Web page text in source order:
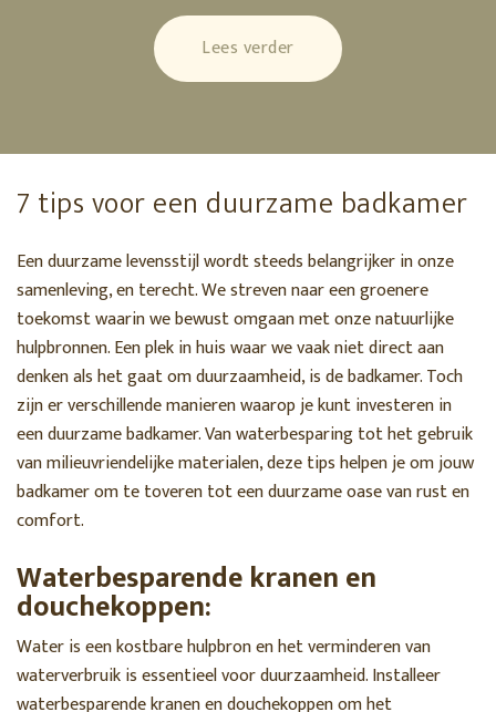
Lees verder
7 tips voor een duurzame badkamer
Een duurzame levensstijl wordt steeds belangrijker in onze
samenleving, en terecht. We streven naar een groenere
toekomst waarin we bewust omgaan met onze natuurlijke
hulpbronnen. Een plek in huis waar we vaak niet direct aan
denken als het gaat om duurzaamheid, is de badkamer. Toch
zijn er verschillende manieren waarop je kunt investeren in
een duurzame badkamer. Van waterbesparing tot het gebruik
van milieuvriendelijke materialen, deze tips helpen je om jouw
badkamer om te toveren tot een duurzame oase van rust en
comfort.
Waterbesparende kranen en
douchekoppen:
Water is een kostbare hulpbron en het verminderen van
waterverbruik is essentieel voor duurzaamheid. Installeer
waterbesparende kranen en douchekoppen om het